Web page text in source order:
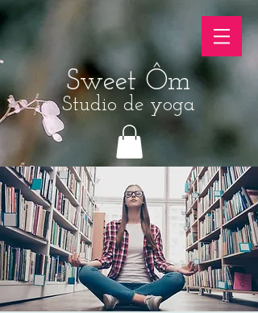
Sweet Ôm
Studio de yoga